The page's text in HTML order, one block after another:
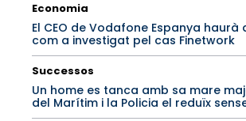
Economia
El CEO de Vodafone Espanya
com a investigat pel cas Finetwork
Successos
Un home es tanca amb sa mare
del Marítim i la Policia el reduïx